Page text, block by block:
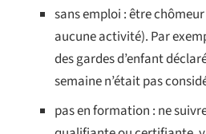
sans emploi : être
aucune activité). Par
des gardes d’enfant
semaine n’était pas
pas en formation : ne